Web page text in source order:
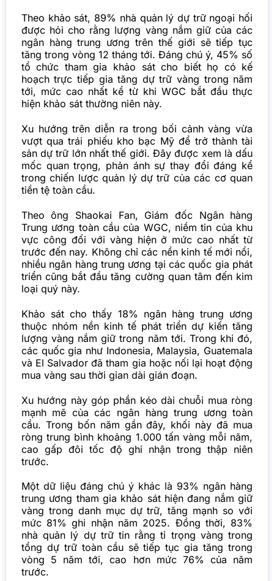
Theo khảo sát, 89% nhà quản lý dự trữ ngoại hối
được hỏi cho rằng lượng vàng nắm giữ của các
ngân hàng trung ương trên thế giới sẽ tiếp tục
tăng trong vòng 12 tháng tới. Đáng chú ý, 45% số
tổ chức tham gia khảo sát cho biết họ có kế
hoạch trực tiếp gia tăng dự trữ vàng trong năm
tới, mức cao nhất kể từ khi WGC bắt đầu thực
hiện khảo sát thường niên này.
Xu hướng trên diễn ra trong bối cảnh vàng vừa
vượt qua trái phiếu kho bạc Mỹ để trở thành tài
sản dự trữ lớn nhất thế giới. Đây được xem là dấu
mốc quan trọng, phản ánh sự thay đổi đáng kể
trong chiến lược quản lý dự trữ của các cơ quan
tiền tệ toàn cầu.
Theo ông Shaokai Fan, Giám đốc Ngân hàng
Trung ương toàn cầu của WGC, niềm tin của khu
vực công đối với vàng hiện ở mức cao nhất từ
trước đến nay. Không chỉ các nền kinh tế mới nổi,
nhiều ngân hàng trung ương tại các quốc gia phát
triển cũng bắt đầu tăng cường quan tâm đến kim
loại quý này.
Khảo sát cho thấy 18% ngân hàng trung ương
thuộc nhóm nền kinh tế phát triển dự kiến tăng
lượng vàng nắm giữ trong năm tới. Trong khi đó,
các quốc gia như Indonesia, Malaysia, Guatemala
và El Salvador đã tham gia hoặc nối lại hoạt động
mua vàng sau thời gian dài gián đoạn.
Xu hướng này góp phần kéo dài chuỗi mua ròng
mạnh mẽ của các ngân hàng trung ương toàn
cầu. Trong bốn năm gần đây, khối này đã mua
ròng trung bình khoảng 1.000 tấn vàng mỗi năm,
cao gấp đôi tốc độ ghi nhận trong thập niên
trước.
Một dữ liệu đáng chú ý khác là 93% ngân hàng
trung ương tham gia khảo sát hiện đang nắm giữ
vàng trong danh mục dự trữ, tăng mạnh so với
mức 81% ghi nhận năm 2025. Đồng thời, 83%
nhà quản lý dự trữ tin rằng tỉ trọng vàng trong
tổng dự trữ toàn cầu sẽ tiếp tục gia tăng trong
vòng 5 năm tới, cao hơn mức 76% của năm
trước.